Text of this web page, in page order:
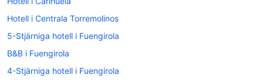
Hotell i Centrala Torremolinos
5-Stjärniga hotell i Fuengirola
B&B i Fuengirola
4-Stjärniga hotell i Fuengirola